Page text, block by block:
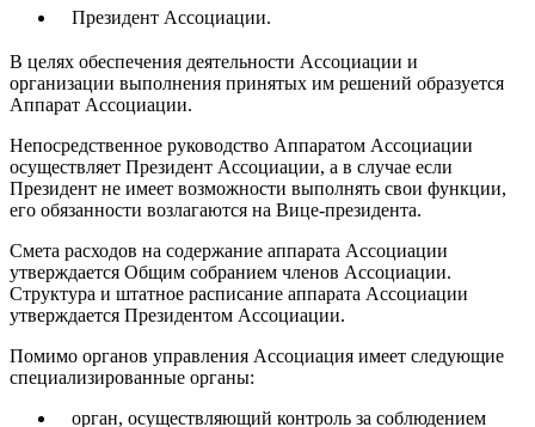
Президент Ассоциации.
В целях обеспечения деятельности Ассоциации и
организации выполнения принятых им решений образуется
Аппарат Ассоциации.
Непосредственное руководство Аппаратом Ассоциации
осуществляет Президент Ассоциации, а в случае если
Президент не имеет возможности выполнять свои функции,
его обязанности возлагаются на Вице-президента.
Смета расходов на содержание аппарата Ассоциации
утверждается Общим собранием членов Ассоциации.
Структура и штатное расписание аппарата Ассоциации
утверждается Президентом Ассоциации.
Помимо органов управления Ассоциация имеет следующие
специализированные органы:
орган, осуществляющий контроль за соблюдением